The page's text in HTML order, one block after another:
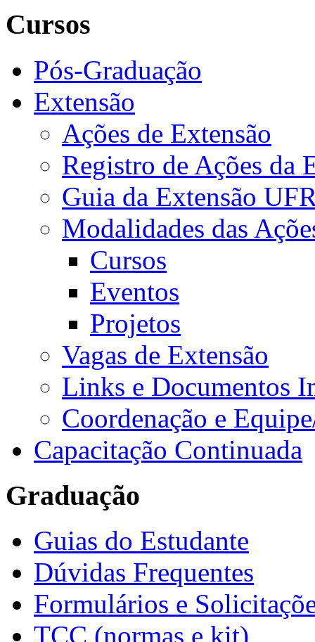
Cursos
Pós-Graduação
Extensão
Ações de Extensão
Registro de Ações da
Guia da Extensão
Modalidades das
Cursos
Eventos
Projetos
Vagas de Extensão
Links e Documentos
Coordenação e
Capacitação Continuada
Graduação
Guias do Estudante
Dúvidas Frequentes
Formulários e
TCC (normas e kit)